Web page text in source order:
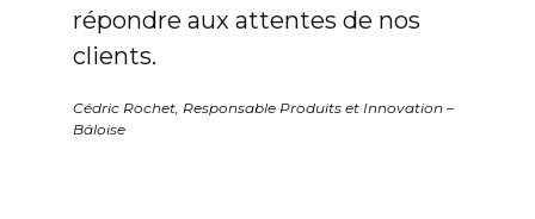
répondre aux attentes de nos
clients.
Cédric Rochet, Responsable Produits et Innovation –
Bâloise